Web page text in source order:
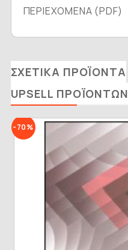
ΠΕΡΙΕΧΟΜΕΝΑ (PDF)
ΣΧΕΤΙΚΆ ΠΡΟΪΌΝΤΑ
UPSELL ΠΡΟΪΌΝΤΩΝ
-70%